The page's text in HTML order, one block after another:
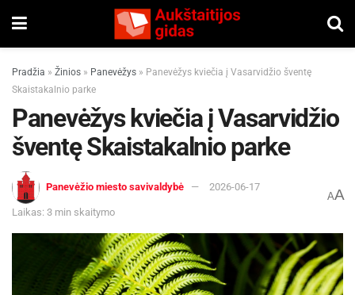
Pradžia » Žinios » Panevėžys » Panevėžys kviečia į Vasarvidžio šventę
Skaistakalnio parke
Panevėžys kviečia į Vasarvidžio
šventę Skaistakalnio parke
Panevėžio miesto savivaldybė 2026-06-17
Laikas: 3 min skaitymo
AA